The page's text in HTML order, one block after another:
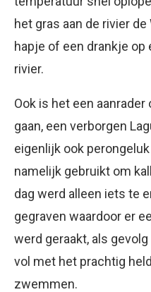
het gras aan de rivier
hapje of een drankje op
rivier.
Ook is het een
gaan, een verborgen
eigenlijk ook
namelijk gebruikt om
dag werd alleen iets te
gegraven waardoor er
werd geraakt, als
vol met het prachtig
zwemmen.